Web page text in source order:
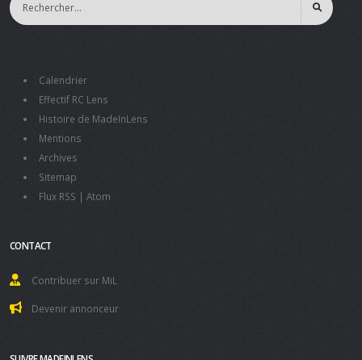
Calendrier
Effectif RC Lens
Histoire de MadeInLens
Mentions
Archives
Sitemap
Flux RSS | Atom
CONTACT
Contribuer sur MiL
Devenir annonceur